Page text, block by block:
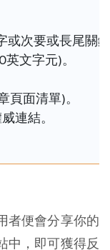
或次要或長尾關
文字元)。
頁面清單)。
連結。
者便會分享你的
中，即可獲得反